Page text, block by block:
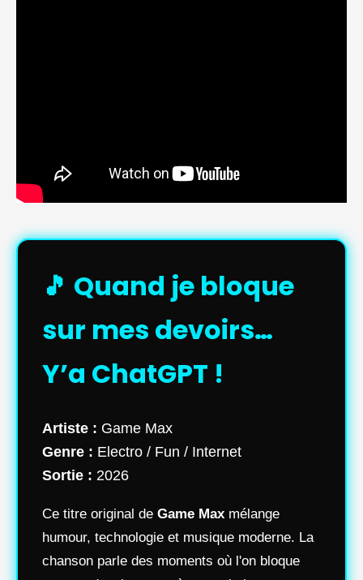
🎵 Quand je bloque
sur mes devoirs…
Y’a ChatGPT !
Artiste : Game Max
Genre : Electro / Fun / Internet
Sortie : 2026
Ce titre original de Game Max mélange
humour, technologie et musique moderne. La
chanson parle des moments où l'on bloque